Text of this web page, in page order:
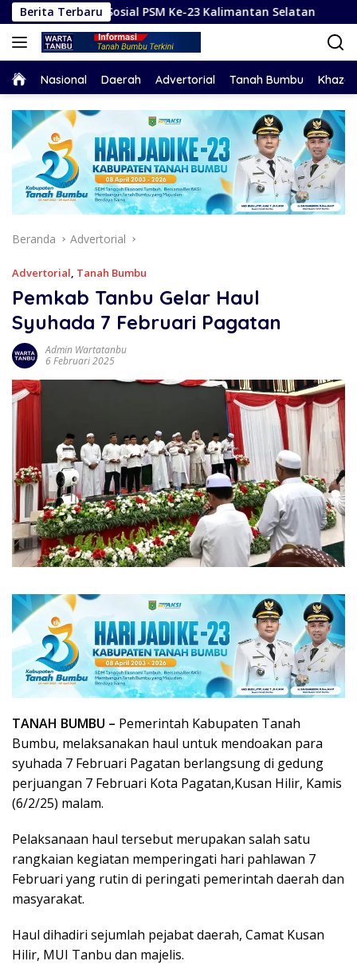
Langsung
ke
konten
Berita Terbaru
Sosial PSM Ke-23 Kalimantan Selatan Hadapi
HomeNasional Daerah Advertorial Tanah Bumbu
Beranda Advertorial
Advertorial, Tanah Bumbu
Pemkab Tanbu Gelar Haul
Syuhada 7 Februari Pagatan
Admin Wartatanbu
6 Februari 2025
TANAH BUMBU – Pemerintah Kabupaten Tanah
Bumbu, melaksanakan haul untuk mendoakan para
syuhada 7 Februari Pagatan berlangsung di gedung
perjuangan 7 Februari Kota Pagatan,Kusan Hilir, Kamis
(6/2/25) malam.
Pelaksanaan haul tersebut merupakan salah satu
rangkaian kegiatan memperingati hari pahlawan 7
Februari yang rutin di peringati pemerintah daerah dan
masyarakat.
Haul dihadiri sejumlah pejabat daerah, Camat Kusan
Hilir, MUI Tanbu dan majelis.